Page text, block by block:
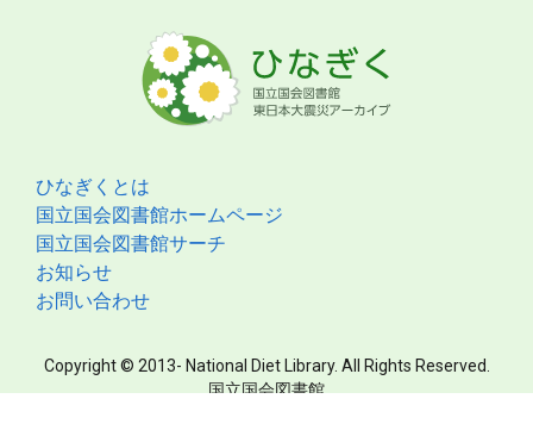
ひなぎくとは
国立国会図書館ホームページ
国立国会図書館サーチ
お知らせ
お問い合わせ
Copyright © 2013- National Diet Library. All Rights Reserved.